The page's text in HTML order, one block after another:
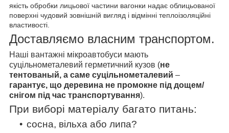
якість обробки лицьової частини вагонки надає облицьованої
поверхні чудовий зовнішній вигляд і відмінні теплоізоляційні
властивості.
Доставляємо власним транспортом.
Наші вантажні мікроавтобуси мають
суцільнометалевий герметичний кузов (не
тентованый, а саме суцільнометалевий –
гарантує, що деревина не промокне під дощем/
снігом під час транспортування).
При виборі матеріалу багато питань:
сосна, вільха або липа?